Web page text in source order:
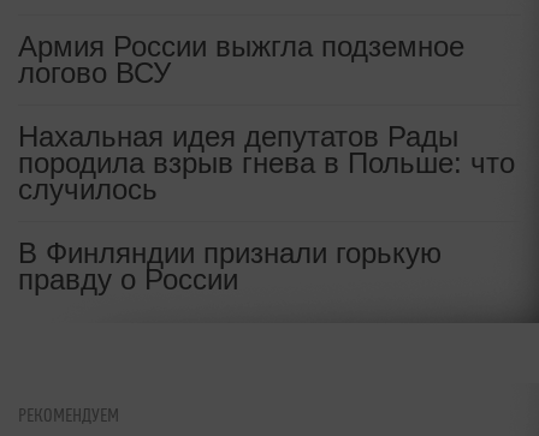
Армия России выжгла подземное
логово ВСУ
Нахальная идея депутатов Рады
породила взрыв гнева в Польше: что
случилось
В Финляндии признали горькую
правду о России
РЕКОМЕНДУЕМ